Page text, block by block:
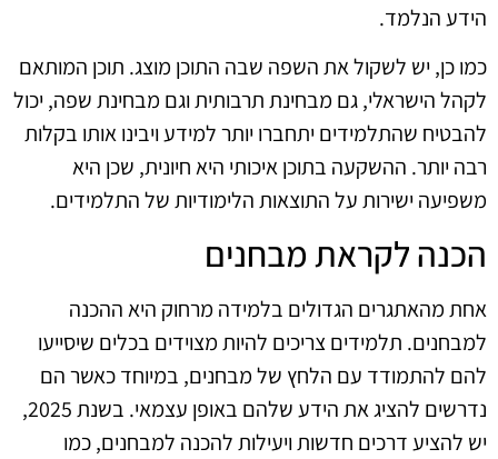
הידע הנלמד.
כמו כן, יש לשקול את השפה שבה התוכן מוצג. תוכן המותאם
לקהל הישראלי, גם מבחינת תרבותית וגם מבחינת שפה, יכול
להבטיח שהתלמידים יתחברו יותר למידע ויבינו אותו בקלות
רבה יותר. ההשקעה בתוכן איכותי היא חיונית, שכן היא
משפיעה ישירות על התוצאות הלימודיות של התלמידים.
הכנה לקראת מבחנים
אחת מהאתגרים הגדולים בלמידה מרחוק היא ההכנה
למבחנים. תלמידים צריכים להיות מצוידים בכלים שיסייעו
להם להתמודד עם הלחץ של מבחנים, במיוחד כאשר הם
נדרשים להציג את הידע שלהם באופן עצמאי. בשנת 2025,
יש להציע דרכים חדשות ויעילות להכנה למבחנים, כמו